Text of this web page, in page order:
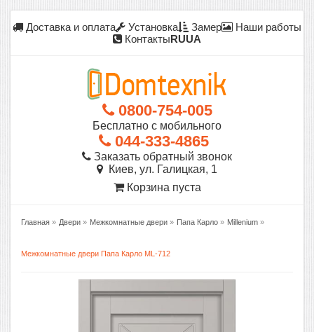
Доставка и оплата Установка Замер
Наши работы
КонтактыRUUA
0800-754-005
Бесплатно с мобильного
044-333-4865
Заказать обратный звонок
Киев, ул. Галицкая, 1
Корзина пуста
Главная » Двери » Межкомнатные двери » Папа Карло » Millenium »
Межкомнатные двери Папа Карло ML-712